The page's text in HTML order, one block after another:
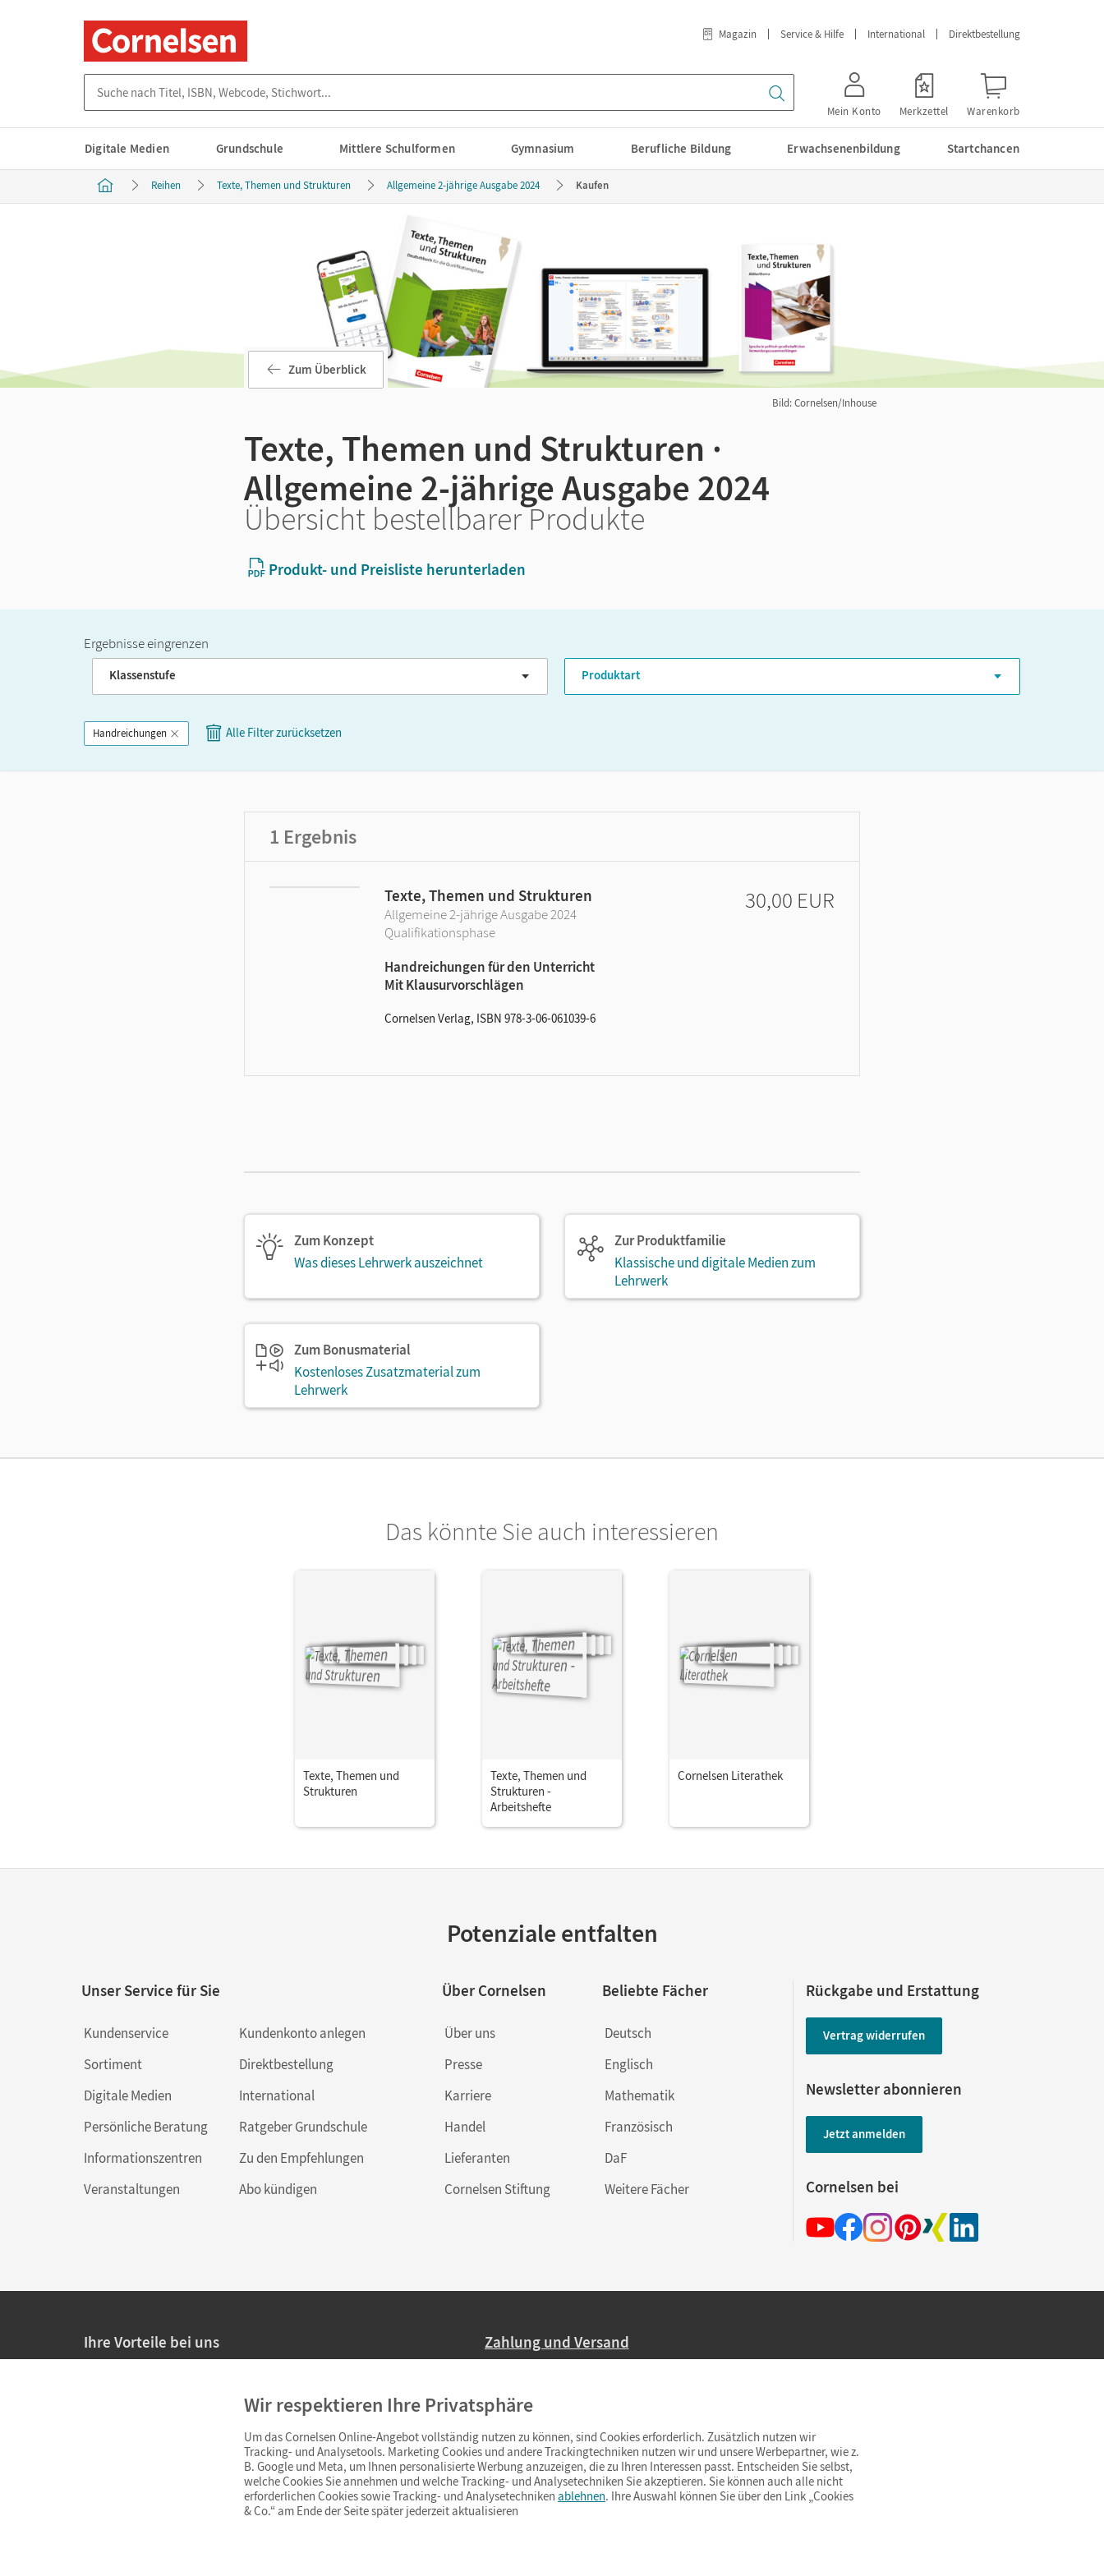
Magazin Service & Hilfe International Direktbestellung
Mein Konto Merkzettel Warenkorb
Digitale Medien Grundschule Mittlere Schulformen Gymnasium Berufliche Bildung Erwachsenenbildung Startchancen
Reihen Texte, Themen und Strukturen Allgemeine 2-jährige Ausgabe 2024 Kaufen
Bild: Cornelsen/Inhouse
Zum Überblick
Texte, Themen und Strukturen ·
Allgemeine 2-jährige Ausgabe 2024
Übersicht bestellbarer Produkte
Produkt- und Preisliste herunterladen
Ergebnisse eingrenzen
Band
Klassenstufe GER-Niveau
Produktart
Handreichungen Alle Filter zurücksetzen
1 Ergebnis
Texte, Themen und Strukturen
Allgemeine 2-jährige Ausgabe 2024
Qualifikationsphase
Handreichungen für den Unterricht
Mit Klausurvorschlägen
Cornelsen Verlag, ISBN 978-3-06-061039-6
30,00 EUR
Zum Konzept
Was dieses Lehrwerk auszeichnet
Zur Produktfamilie
Klassische und digitale Medien zum
Lehrwerk
Zum Bonusmaterial
Kostenloses Zusatzmaterial zum
Lehrwerk
Das könnte Sie auch interessieren
Texte, Themen und
Strukturen
Texte, Themen und
Strukturen -
Arbeitshefte
Cornelsen Literathek
Potenziale entfalten
Unser Service für Sie
Kundenservice
Sortiment
Digitale Medien
Persönliche Beratung
Informationszentren
Veranstaltungen
Kundenkonto anlegen
Direktbestellung
International
Ratgeber Grundschule
Zu den Empfehlungen
Abo kündigen
Über Cornelsen
Über uns
Presse
Karriere
Handel
Lieferanten
Cornelsen Stiftung
Beliebte Fächer
Deutsch
Englisch
Mathematik
Französisch
DaF
Weitere Fächer
Rückgabe und Erstattung
Vertrag widerrufen
Newsletter abonnieren
Jetzt anmelden
Cornelsen bei
Ihre Vorteile bei uns
Persönliche Angebote für Lehrkräfte
Sicheres Einkaufen mit SSL-Verschlüsselung
Widerrufsfristvon 4 Wochen
Schnelle und einfache Retourenabwicklung
Zahlung und Versand
Ab 59,– EUR Bestellwert liefern wir versandkostenfrei innerhalb Deutschlands
(Lieferung in 3–6 Tagen).
Wir respektieren Ihre Privatsphäre
Um das Cornelsen Online-Angebot vollständig nutzen zu können, sind Cookies erforderlich. Zusätzlich nutzen wir
Tracking- und Analysetools. Marketing Cookies und andere Trackingtechniken nutzen wir und unsere Werbepartner, wie z.
B. Google und Meta, um Ihnen personalisierte Werbung anzuzeigen, die zu Ihren Interessen passt. Entscheiden Sie selbst,
welche Cookies Sie annehmen und welche Tracking- und Analysetechniken Sie akzeptieren. Sie können auch alle nicht
erforderlichen Cookies sowie Tracking- und Analysetechniken ablehnen. Ihre Auswahl können Sie über den Link „Cookies
& Co.“ am Ende der Seite später jederzeit aktualisieren